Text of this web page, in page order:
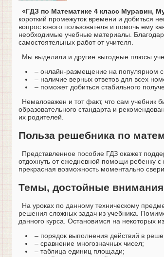
«ГДЗ по Математике 4 класс Муравин,
короткий промежуток времени и добиться
вопрос юного пользователя и помочь ему
необходимые учебные материалы.
самостоятельных работ от учителя.
Мы выделили и другие выгодные плюсы
– онлайн-размещение на популярном
– наличие верных ответов для всех
– поможет добиться стабильного
Немаловажен и тот факт, что сам учебник
образовательного стандарта и
их родителей.
Польза решебника по
Представленное пособие ГДЗ окажет
отдохнуть от ежедневной помощи ребенку
прекрасная возможность моментально
Темы, достойные
На уроках по данному техническому
решения сложных задач из учебника.
данного курса. Остановимся на некоторых
– порядок выполнения действий в
– сравнение многозначных чисел;
– таблица единиц площади;